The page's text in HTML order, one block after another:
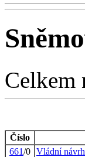
Celkem
Číslo
661/0 Vládní